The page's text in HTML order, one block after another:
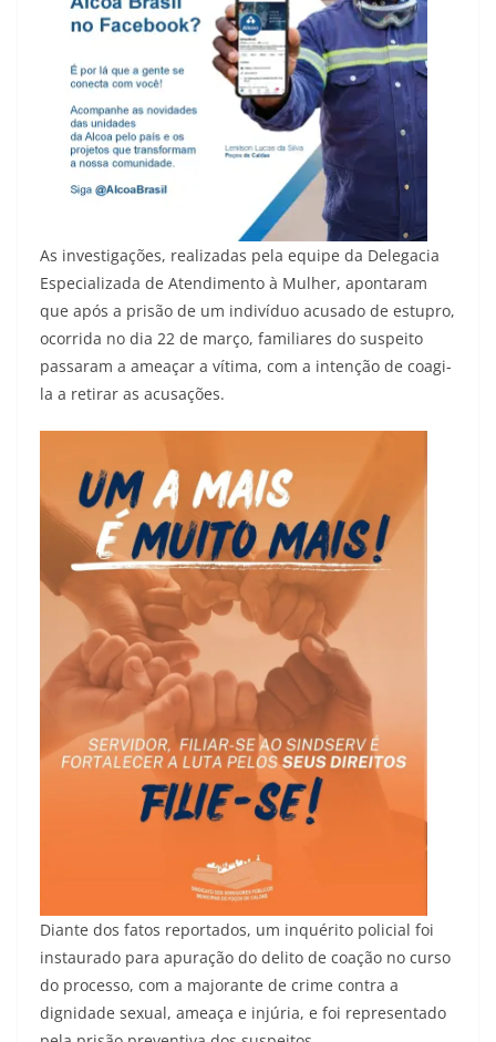
As investigações, realizadas pela equipe da Delegacia
Especializada de Atendimento à Mulher, apontaram
que após a prisão de um indivíduo acusado de estupro,
ocorrida no dia 22 de março, familiares do suspeito
passaram a ameaçar a vítima, com a intenção de coagi-
la a retirar as acusações.
Diante dos fatos reportados, um inquérito policial foi
instaurado para apuração do delito de coação no curso
do processo, com a majorante de crime contra a
dignidade sexual, ameaça e injúria, e foi representado